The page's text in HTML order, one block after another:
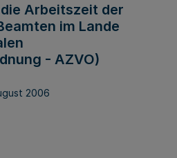
Arbeitszeit der
im Lande
- AZVO)
2006